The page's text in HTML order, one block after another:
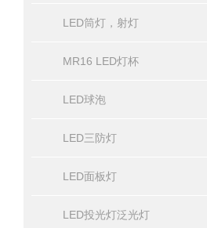
LED筒灯，射灯
MR16 LED灯杯
LED球泡
LED三防灯
LED面板灯
LED投光灯泛光灯